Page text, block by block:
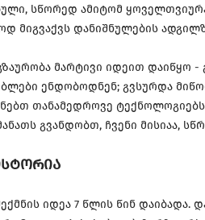
სწორედ ამიტომ
მიგვაქვს დანიშნულების
მარტივი იდეით დაიწყო
ენდობოდნენ; გვსურდა
თანამედროვე
გვანდობთ, ჩვენი მისიაა,
იდეა 7 წლის წინ